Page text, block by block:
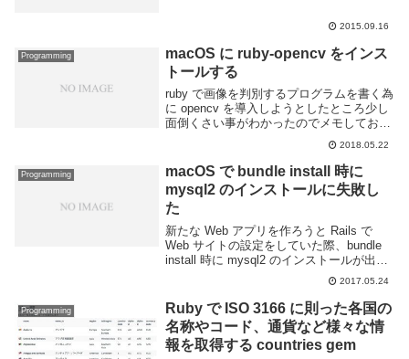
2015.09.16
Programming
macOS に ruby-opencv をインス
トールする
ruby で画像を判別するプログラムを書く為
に opencv を導入しようとしたところ少し
面倒くさい事がわかったのでメモしておこ
う。ruby で OpenCV を利用する場合 ruby-
opencv gem を利用するのが良いらしい
が、以下...
2018.05.22
Programming
macOS で bundle install 時に
mysql2 のインストールに失敗し
た
新たな Web アプリを作ろうと Rails で
Web サイトの設定をしていた際、bundle
install 時に mysql2 のインストールが出来
ないという感じのメッセージが出てコケ
た。エラーメッセージの下部にあるように
gem i...
2017.05.24
Programming
Ruby で ISO 3166 に則った各国の
名称やコード、通貨など様々な情
報を取得する countries gem